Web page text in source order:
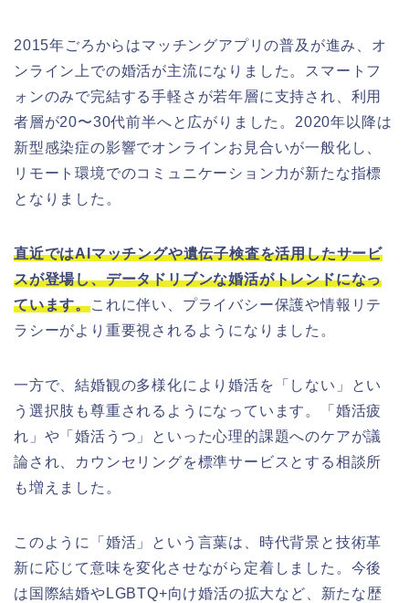
2015年ごろからはマッチングアプリの普及が進み、オ
ンライン上での婚活が主流になりました。スマートフ
ォンのみで完結する手軽さが若年層に支持され、利用
者層が20〜30代前半へと広がりました。2020年以降は
新型感染症の影響でオンラインお見合いが一般化し、
リモート環境でのコミュニケーション力が新たな指標
となりました。
直近ではAIマッチングや遺伝子検査を活用したサービ
スが登場し、データドリブンな婚活がトレンドになっ
ています。これに伴い、プライバシー保護や情報リテ
ラシーがより重要視されるようになりました。
一方で、結婚観の多様化により婚活を「しない」とい
う選択肢も尊重されるようになっています。「婚活疲
れ」や「婚活うつ」といった心理的課題へのケアが議
論され、カウンセリングを標準サービスとする相談所
も増えました。
このように「婚活」という言葉は、時代背景と技術革
新に応じて意味を変化させながら定着しました。今後
は国際結婚やLGBTQ+向け婚活の拡大など、新たな歴